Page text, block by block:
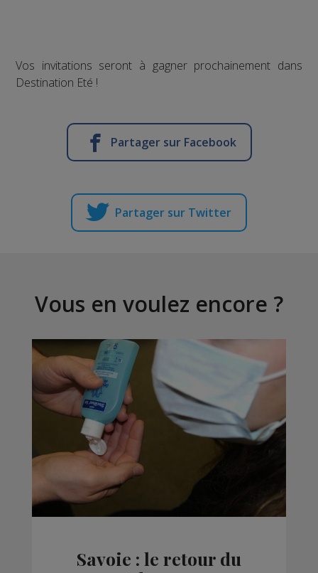
Vos invitations seront à gagner prochainement dans
Destination Eté !
Partager sur Facebook
Partager sur Twitter
Vous en voulez encore ?
Savoie : le retour du